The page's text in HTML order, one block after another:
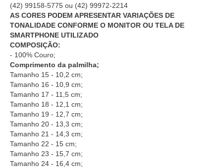
(42) 99158-5775 ou (42) 99972-2214
AS CORES PODEM APRESENTAR VARIAÇÕES DE
TONALIDADE CONFORME O MONITOR OU TELA DE
SMARTPHONE UTILIZADO
COMPOSIÇÃO:
- 100% Couro;
Comprimento da palmilha;
Tamanho 15 - 10,2 cm;
Tamanho 16 - 10,9 cm;
Tamanho 17 - 11,5 cm;
Tamanho 18 - 12,1 cm;
Tamanho 19 - 12,7 cm;
Tamanho 20 - 13,3 cm;
Tamanho 21 - 14,3 cm;
Tamanho 22 - 15 cm;
Tamanho 23 - 15,7 cm;
Tamanho 24 - 16,4 cm;